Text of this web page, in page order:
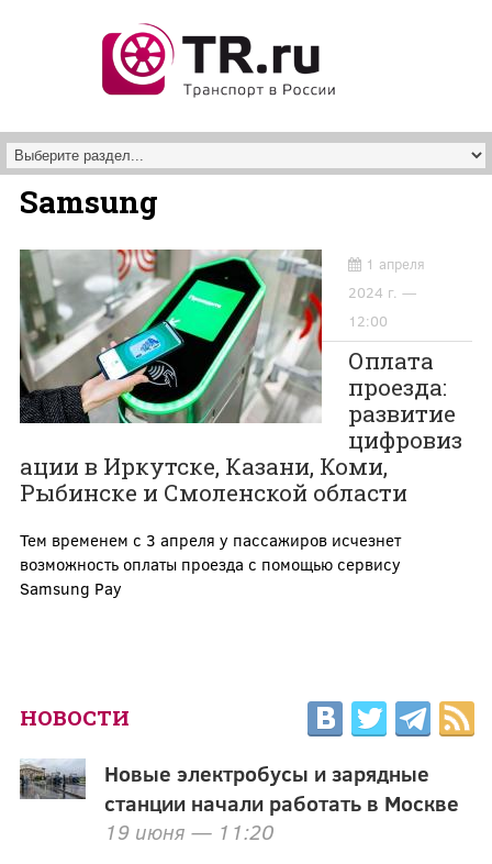
Samsung
1 апреля
2024 г. —
12:00
Оплата
проезда:
развитие
цифровиз
ации в Иркутске, Казани, Коми,
Рыбинске и Смоленской области
Тем временем с 3 апреля у пассажиров исчезнет
возможность оплаты проезда с помощью сервису
Samsung Pay
НОВОСТИ
Новые электробусы и зарядные
станции начали работать в Москве
19 июня — 11:20